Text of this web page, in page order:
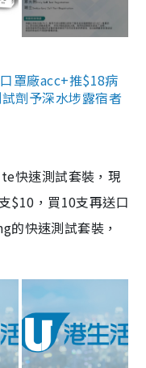
罩廠acc+推$18病
劑予深水埗露宿者
快速測試套裝，現
$10，買10支再送口
的快速測試套裝，